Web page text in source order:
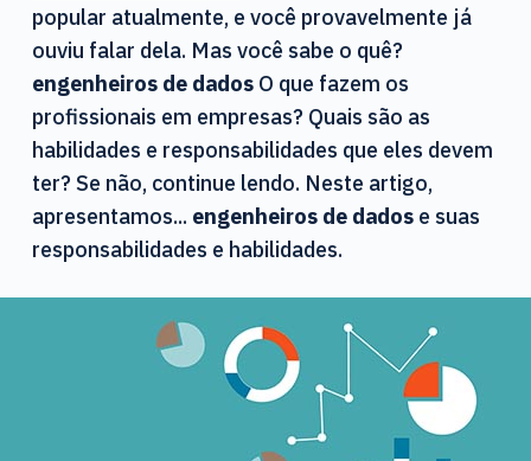
d
o
popular atualmente, e você provavelmente já
ouviu falar dela. Mas você sabe o quê?
engenheiros de dadosO que fazem os
profissionais em empresas? Quais são as
habilidades e responsabilidades que eles devem
ter? Se não, continue lendo. Neste artigo,
apresentamos... engenheiros de dadose suas
responsabilidades e habilidades.